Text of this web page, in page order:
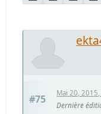
#75
Mai 20,
Dernière